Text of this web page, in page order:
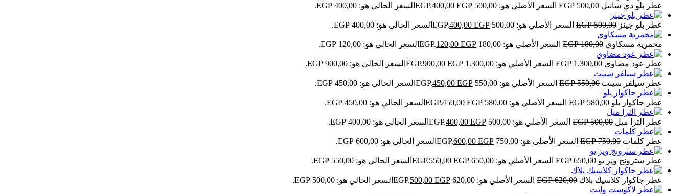
عطر بلو دي شانيل 500,00
EGP السعر الأصلي هو: 500,00 EGP. 400,00 EGP السعر الحالي هو: 400,00 EGP.
عطر بلو جينز 500,00
EGP السعر الأصلي هو: 500,00 EGP. 400,00 EGP السعر الحالي هو: 400,00 EGP.
مخمرية مسكاوي 180,00
EGP السعر الأصلي هو: 180,00 EGP. 120,00 EGP السعر الحالي هو: 120,00 EGP.
عطر عود مضاوي 1.300,00
EGP السعر الأصلي هو: 1.300,00 EGP. 900,00 EGP السعر الحالي هو: 900,00 EGP.
عطر سيلفر سينت 550,00
EGP السعر الأصلي هو: 550,00 EGP. 450,00 EGP السعر الحالي هو: 450,00 EGP.
عطر جاكوار بلو 580,00
EGP السعر الأصلي هو: 580,00 EGP. 450,00 EGP السعر الحالي هو: 450,00 EGP.
عطر الترا ميل 500,00
EGP السعر الأصلي هو: 500,00 EGP. 400,00 EGP السعر الحالي هو: 400,00 EGP.
عطر كلمات 750,00
EGP السعر الأصلي هو: 750,00 EGP. 600,00 EGP السعر الحالي هو: 600,00 EGP.
عطر سترونج ويز يو 650,00
EGP السعر الأصلي هو: 650,00 EGP. 550,00 EGP السعر الحالي هو: 550,00 EGP.
عطر جاكوار كلاسيك بلاك 620,00
EGP السعر الأصلي هو: 620,00 EGP. 500,00 EGP السعر الحالي هو: 500,00 EGP.